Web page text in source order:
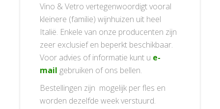
Vino & Vetro vertegenwoordigt vooral
kleinere (familie) wijnhuizen uit heel
Italië. Enkele van onze producenten zijn
zeer exclusief en beperkt beschikbaar.
Voor advies of informatie kunt u e-
mail gebruiken of ons bellen.
Bestellingen zijn mogelijk per fles en
worden dezelfde week verstuurd.